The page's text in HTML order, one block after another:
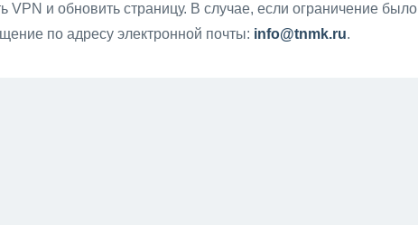
VPN и обновить страницу. В случае, если ограничение было
по адресу электронной почты: info@tnmk.ru.